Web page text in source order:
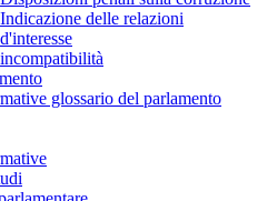
Indicazione delle relazioni
d'interesse
incompatibilità
glossario del parlamento